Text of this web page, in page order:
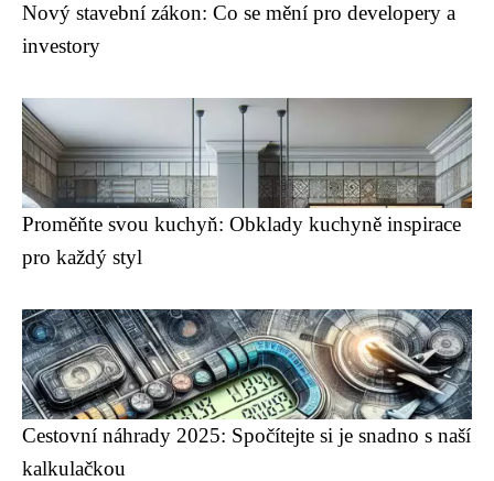
Nový stavební zákon: Co se mění pro developery a
investory
Proměňte svou kuchyň: Obklady kuchyně inspirace
pro každý styl
Cestovní náhrady 2025: Spočítejte si je snadno s naší
kalkulačkou